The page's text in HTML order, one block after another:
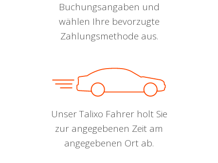
Buchungsangaben und
wählen Ihre bevorzugte
Zahlungsmethode aus.
Unser Talixo Fahrer holt Sie
zur angegebenen Zeit am
angegebenen Ort ab.